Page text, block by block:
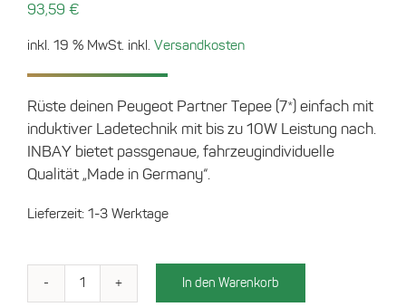
93,59 €
inkl. 19 % MwSt. inkl. Versandkosten
Rüste deinen Peugeot Partner Tepee (7*) einfach mit
induktiver Ladetechnik mit bis zu 10W Leistung nach.
INBAY bietet passgenaue, fahrzeugindividuelle
Qualität „Made in Germany“.
Lieferzeit: 1-3 Werktage
Ladefach
In den Warenkorb